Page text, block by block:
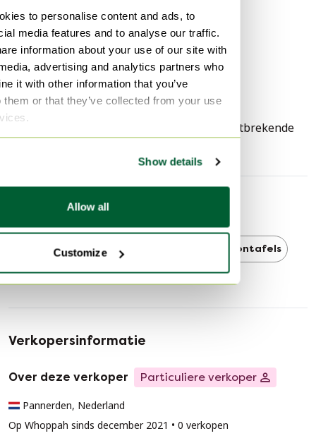
to personalise content and ads, to
media features and to analyse our traffic.
information about your use of our site with
advertising and analytics partners who
it with other information that you’ve
them or that they’ve collected from your use
Show details
Allow all
Customize
Deze salontafel verkeert in een goede staat met
karakteristieke gebruikerssporen van gebruik, zie
foto’s. De constructie is volledig intact en het ontwerp
behoudt zijn oorspronkelijke charme.
Dit meubelstuk komt uitstekend tot zijn recht in een
modern of Scandinavisch interieur. De subtiele
vormgeving maakt het een veelzijdige tafel die
moeiteloos combineert met zowel strakke als meer
organische zitelementen.
Aantal stuks
1
Merk
Leolux
Hoogte
30 cm
Breedte
90 cm
Diepte
90 cm
Gechipt, Krassen, Ontbrekende
Leolux Leolux Salontafels Salontafels
Verkopersinformatie
Over deze verkoper Particuliere verkoper
Pannerden, Nederland
Op Whoppah sinds december 2021 • 0 verkopen